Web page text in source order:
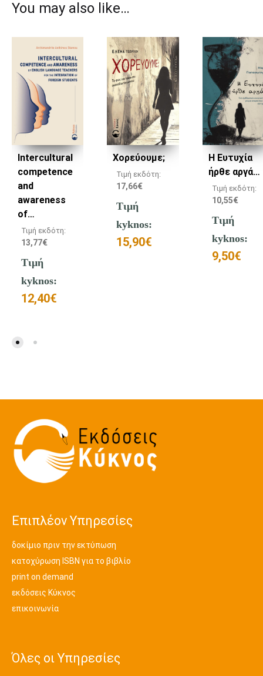
You may also like…
Intercultural
competence
and
awareness
of…
Τιμή εκδότη:
13,77€
Τιμή
kyknos:
12,40€
Χορεύουμε;
Τιμή εκδότη:
17,66€
Τιμή
kyknos:
15,90€
Η Ευτυχία
ήρθε αργά…
Τιμή εκδότη:
10,55€
Τιμή
kyknos:
9,50€
Επιπλέον Υπηρεσίες
δοκίμιο πριν την εκτύπωση
κατοχύρωση ISBN για το βιβλίο
print on demand
εκδόσεις Κύκνος
επικοινωνία
Όλες οι Υπηρεσίες